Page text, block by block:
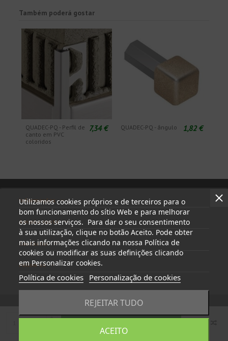
Também poderá gostar
QUADEC-PQ - Perfil de
canto em PVC
coloridos
7,34 € QUADEC-PQ - ângulo 1,82 €
Utilizamos cookies próprios e de terceiros para o
bom funcionamento do sítio Web e para melhorar
os nossos serviços. Para dar o seu consentimento
à sua utilização, clique no botão Aceito. Pode obter
mais informações clicando na nossa Política de
cookies ou modificar as suas definições clicando
em Personalizar cookies.
Política de cookies Personalização de cookies
REJEITAR TUDO
ACEITO
Informações
A minha conta
Contactar
Follow us
Teidata